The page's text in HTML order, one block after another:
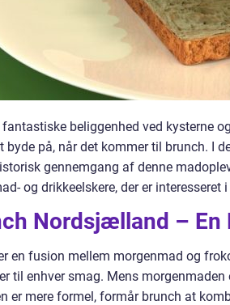
beliggenhed ved kysterne
byde på, når det kommer til brunch. I
gennemgang af denne
og drikkeelskere, der er
Nordsjælland – En
en fusion mellem morgenmad og
til enhver smag. Mens
er mere formel, formår brunch at